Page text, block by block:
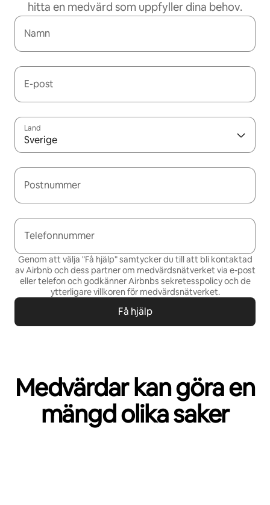
hitta en medvärd som uppfyller dina behov.
Namn
E-post
Land
Sverige
Postnummer
Telefonnummer
Genom att välja "Få hjälp" samtycker du till att bli kontaktad
av Airbnb och dess partner om medvärdsnätverket via e-post
eller telefon och godkänner Airbnbs sekretesspolicy och de
ytterligare villkoren för medvärdsnätverket.
Få hjälp
Medvärdar kan göra en
mängd olika saker